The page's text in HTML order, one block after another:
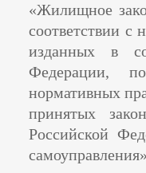
«Жилищное
соответствии с
изданных в
Федерации,
нормативных
принятых
Российской